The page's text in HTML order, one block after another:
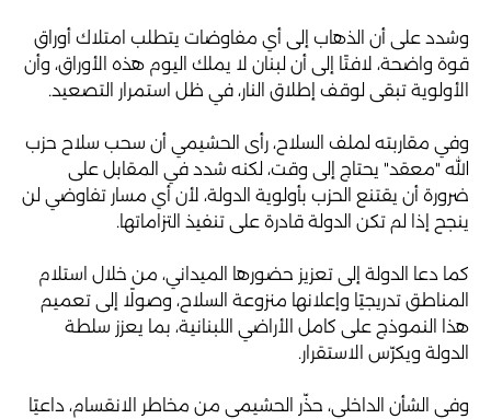
وشدد على أن الذهاب إلى أي مفاوضات يتطلب امتلاك أوراق
قوة واضحة، لافتًا إلى أن لبنان لا يملك اليوم هذه الأوراق، وأن
الأولوية تبقى لوقف إطلاق النار، في ظل استمرار التصعيد.
وفي مقاربته لملف السلاح، رأى الحشيمي أن سحب سلاح حزب
الله "معقد" يحتاج إلى وقت، لكنه شدد في المقابل على
ضرورة أن يقتنع الحزب بأولوية الدولة، لأن أي مسار تفاوضي لن
ينجح إذا لم تكن الدولة قادرة على تنفيذ التزاماتها.
كما دعا الدولة إلى تعزيز حضورها الميداني، من خلال استلام
المناطق تدريجيًا وإعلانها منزوعة السلاح، وصولًا إلى تعميم
هذا النموذج على كامل الأراضي اللبنانية، بما يعزز سلطة
الدولة ويكرّس الاستقرار.
وفي الشأن الداخلي، حذّر الحشيمي من مخاطر الانقسام، داعيًا